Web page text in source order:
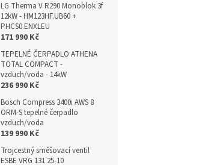
LG Therma V R290 Monoblok 3f
12kW - HM123HF.UB60 +
PHCS0.ENXLEU
171 990 Kč
TEPELNÉ ČERPADLO ATHENA
TOTAL COMPACT -
vzduch/voda - 14kW
236 990 Kč
Bosch Compress 3400i AWS 8
ORM-S tepelné čerpadlo
vzduch/voda
139 990 Kč
Trojcestný směšovací ventil
ESBE VRG 131 25-10